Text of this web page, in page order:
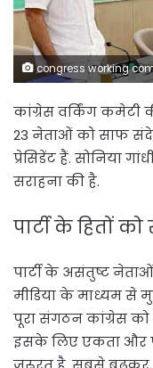
congress working
कांग्रेस वर्किंग कमेटी
23 नेताओं को साफ
प्रेसिडेंट हैं. सोनिया
सराहना की है.
पार्टी के हितों
पार्टी के असंतुष्ट
मीडिया के माध्यम से
पूरा संगठन कांग्रेस को
इसके लिए एकता और